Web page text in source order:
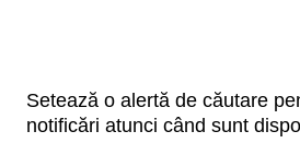
Setează o alertă de căutare
notificări atunci când sunt